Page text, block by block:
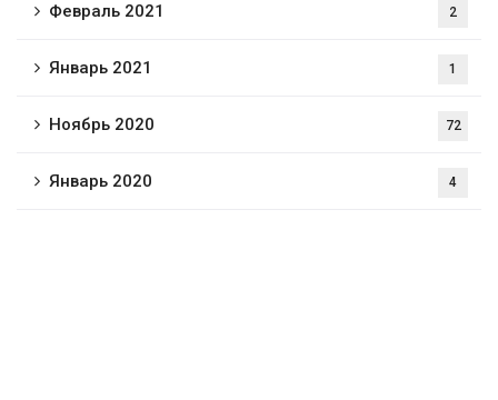
Февраль 2021 2
Январь 2021 1
Ноябрь 2020 72
Январь 2020 4